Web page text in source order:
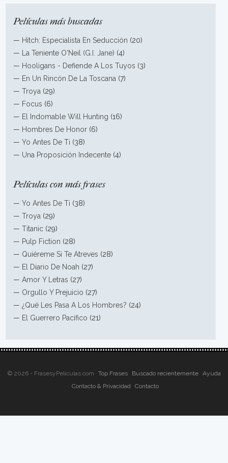
Películas más buscadas
— Hitch: Especialista En Seducción (20)
—
La Teniente O'Neil (G.I. Jane) (4)
— Hooligans - Defiende A Los Tuyos (3)
— En Un Rincón De La Toscana (7)
—Troya (29)
— Focus (6)
— El Indomable Will Hunting (16)
— Hombres De Honor (6)
—Yo Antes De Ti (38)
— Una Proposición Indecente (4)
Películas con más frases
—Yo Antes De Ti (38)
—Troya (29)
—Titanic (29)
— Pulp Fiction (28)
— Quiéreme Si Te Atreves (28)
— El Diario De Noah (27)
—Amor Y Letras (27)
— Orgullo Y Prejuicio (27)
—¿Qué Les Pasa A Los Hombres? (24)
— El Guerrero Pacífico (21)
© 2026 - FrasesyPeliculas.com Top Frases Buscado recientemente
Ayuda
Contacto & Privacidad
Contacto